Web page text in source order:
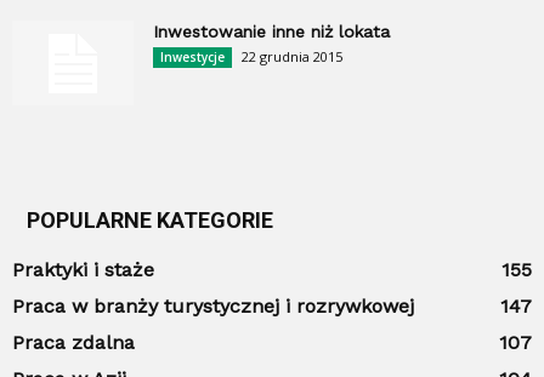
Inwestowanie inne niż lokata
Inwestycje 22 grudnia 2015
POPULARNE KATEGORIE
Praktyki i staże
155
Praca w branży turystycznej i rozrywkowej
147
Praca zdalna
107